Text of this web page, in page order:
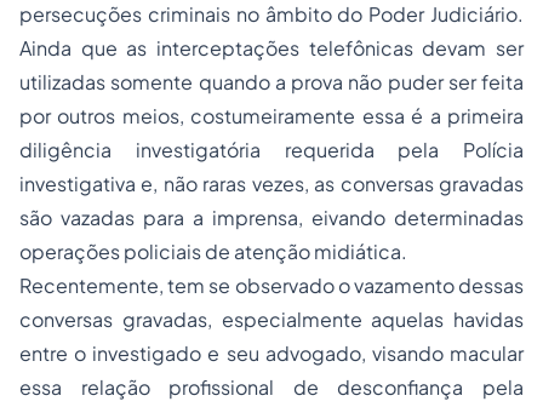
persecuções criminais no âmbito do Poder Judiciário.
Ainda que as interceptações telefônicas devam ser
utilizadas somente quando a prova não puder ser feita
por outros meios, costumeiramente essa é a primeira
diligência investigatória requerida pela Polícia
investigativa e, não raras vezes, as conversas gravadas
são vazadas para a imprensa, eivando determinadas
operações policiais de atenção midiática.
Recentemente, tem se observado o vazamento dessas
conversas gravadas, especialmente aquelas havidas
entre o investigado e seu advogado, visando macular
essa relação profissional de desconfiança pela